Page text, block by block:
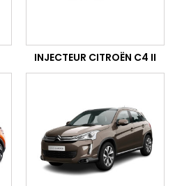
INJECTEUR CITROËN C4 II